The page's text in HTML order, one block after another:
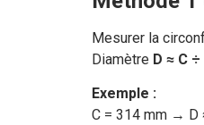
Mesurer la
Diamètre D ≈ C
Exemple :
C = 314 mm → D